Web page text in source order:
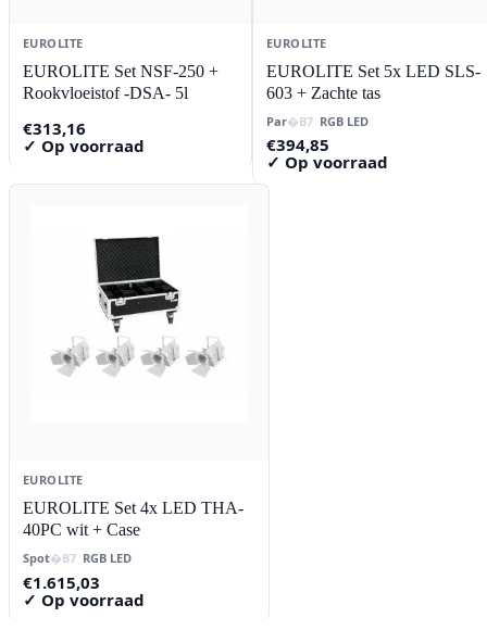
EUROLITE
EUROLITE Set NSF-250 +
Rookvloeistof -DSA- 5l
€313,16
✓ Op voorraad
EUROLITE
EUROLITE Set 5x LED SLS-
603 + Zachte tas
Par RGB LED
€394,85
✓ Op voorraad
EUROLITE
EUROLITE Set 4x LED THA-
40PC wit + Case
Spot RGB LED
€1.615,03
✓ Op voorraad